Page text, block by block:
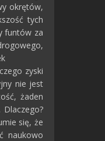
okrętów,
tych
funtów za
zyski
nie jest
żaden
się, że
naukowo